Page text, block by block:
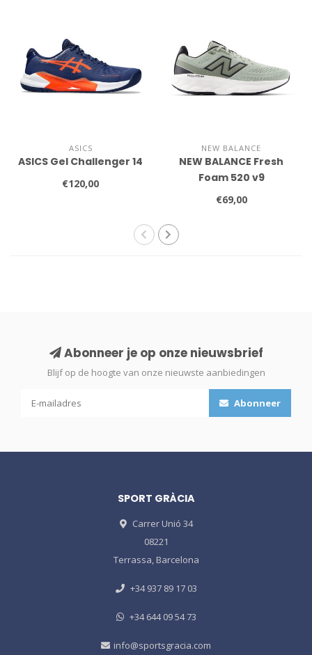
ASICS
ASICS Gel Challenger 14
€120,00
NEW BALANCE
NEW BALANCE Fresh
Foam 520 v9
€69,00
Abonneer je op onze nieuwsbrief
Blijf op de hoogte van onze nieuwste aanbiedingen
Abonneer
SPORT GRÀCIA
Carrer Unió 34
08221
Terrassa, Barcelona
+34 937 89 17 03
+34 644 09 54 73
info@sportsgracia.com